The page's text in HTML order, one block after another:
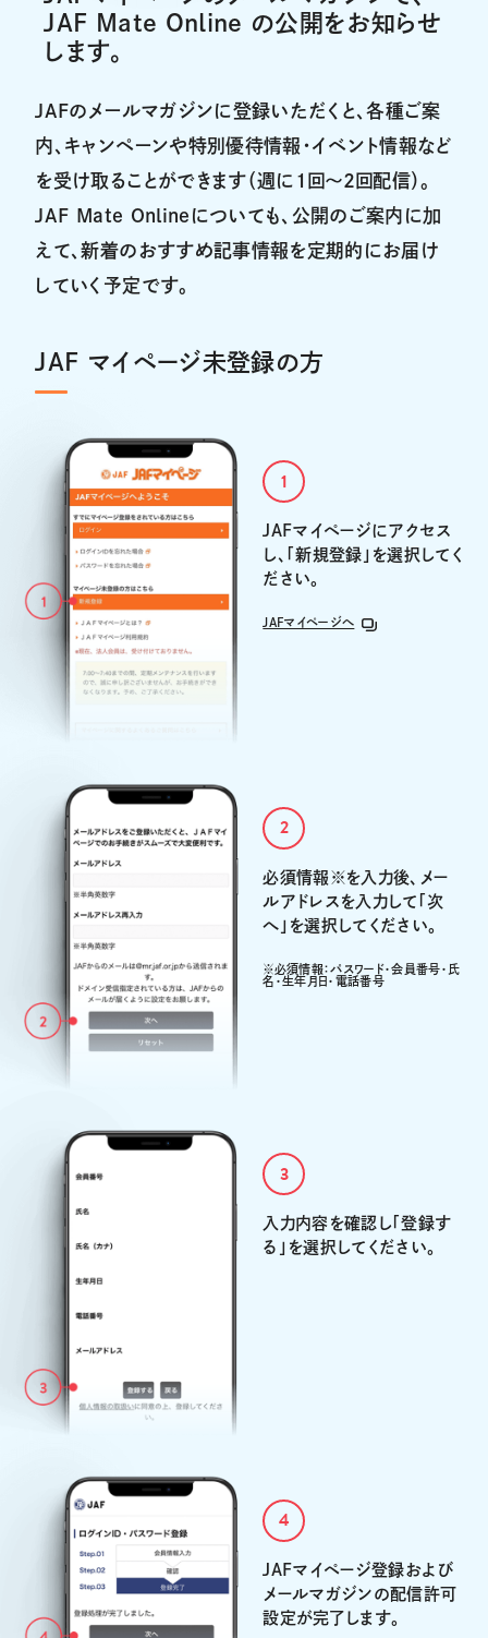
JAF Mate Online の公開をお知らせ
します。
JAFのメールマガジンに登録いただくと、各種ご案
内、キャンペーンや特別優待情報・イベント情報など
を受け取ることができます（週に１回～２回配信）。
JAF Mate Onlineについても、公開のご案内に加
えて、新着のおすすめ記事情報を定期的にお届け
していく予定です。
JAF マイページ未登録の方
1
JAFマイページにアクセス
し、「新規登録」を選択してく
ださい。
JAFマイページへ
2
必須情報※を入力後、メー
ルアドレスを入力して「次
へ」を選択してください。
※必須情報：パスワード・会員番号・氏
名・生年月日・電話番号
3
入力内容を確認し「登録す
る」を選択してください。
4
JAFマイページ登録および
メールマガジンの配信許可
設定が完了します。